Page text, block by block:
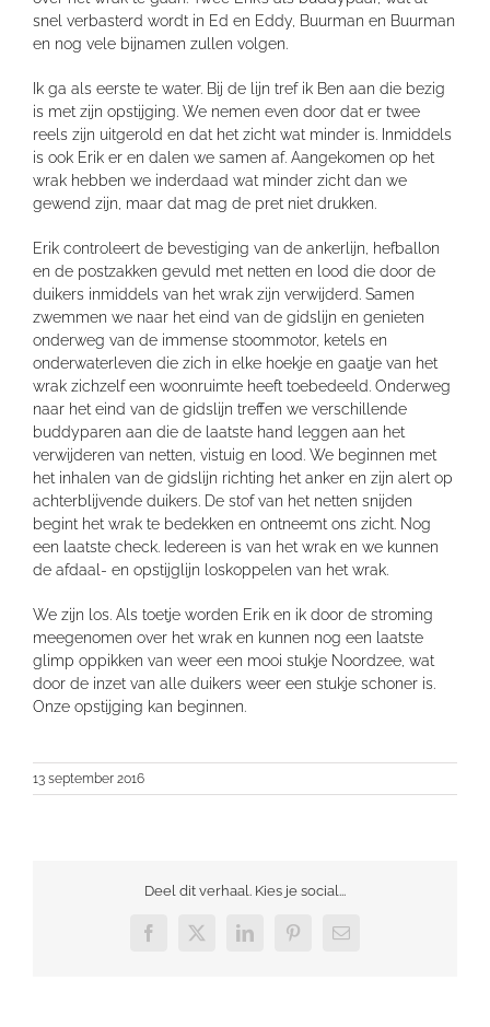
snel verbasterd wordt in Ed en Eddy, Buurman en Buurman
en nog vele bijnamen zullen volgen.
Ik ga als eerste te water. Bij de lijn tref ik Ben aan die bezig
is met zijn opstijging. We nemen even door dat er twee
reels zijn uitgerold en dat het zicht wat minder is. Inmiddels
is ook Erik er en dalen we samen af. Aangekomen op het
wrak hebben we inderdaad wat minder zicht dan we
gewend zijn, maar dat mag de pret niet drukken.
Erik controleert de bevestiging van de ankerlijn, hefballon
en de postzakken gevuld met netten en lood die door de
duikers inmiddels van het wrak zijn verwijderd. Samen
zwemmen we naar het eind van de gidslijn en genieten
onderweg van de immense stoommotor, ketels en
onderwaterleven die zich in elke hoekje en gaatje van het
wrak zichzelf een woonruimte heeft toebedeeld. Onderweg
naar het eind van de gidslijn treffen we verschillende
buddyparen aan die de laatste hand leggen aan het
verwijderen van netten, vistuig en lood. We beginnen met
het inhalen van de gidslijn richting het anker en zijn alert op
achterblijvende duikers. De stof van het netten snijden
begint het wrak te bedekken en ontneemt ons zicht. Nog
een laatste check. Iedereen is van het wrak en we kunnen
de afdaal- en opstijglijn loskoppelen van het wrak.
We zijn los. Als toetje worden Erik en ik door de stroming
meegenomen over het wrak en kunnen nog een laatste
glimp oppikken van weer een mooi stukje Noordzee, wat
door de inzet van alle duikers weer een stukje schoner is.
Onze opstijging kan beginnen.
13 september 2016
Deel dit verhaal. Kies je social...
Facebook
X LinkedInPinterest
E-